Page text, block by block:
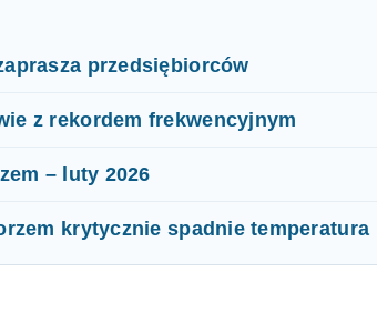
przedsiębiorców
z rekordem frekwencyjnym
– luty 2026
krytycznie spadnie temperatura